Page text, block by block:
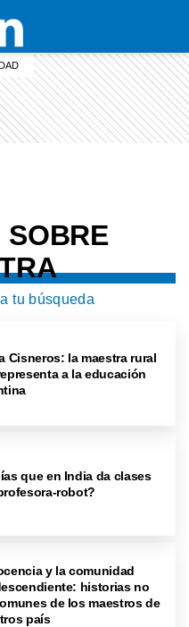
SOBRE
tu búsqueda
Cisneros: la maestra rural
a la educación
que en India da clases
robot?
y la comunidad
historias no
de los maestros de
país